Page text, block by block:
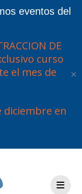
eventos del
DE
curso
el mes de
diciembre en
✕